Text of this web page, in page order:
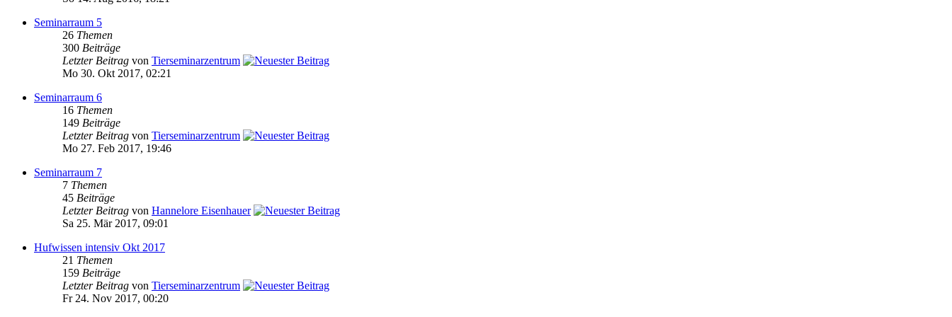
Seminarraum 5
26 Themen
300 Beiträge
Letzter Beitrag von Tierseminarzentrum
Mo 30. Okt 2017, 02:21
Seminarraum 6
16 Themen
149 Beiträge
Letzter Beitrag von Tierseminarzentrum
Mo 27. Feb 2017, 19:46
Seminarraum 7
7 Themen
45 Beiträge
Letzter Beitrag von Hannelore Eisenhauer
Sa 25. Mär 2017, 09:01
Hufwissen intensiv Okt 2017
21 Themen
159 Beiträge
Letzter Beitrag von Tierseminarzentrum
Fr 24. Nov 2017, 00:20